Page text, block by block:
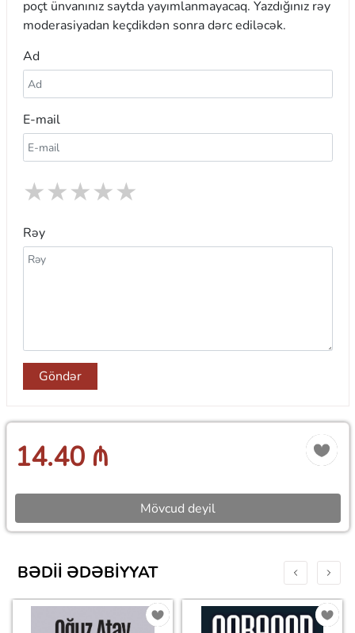
poçt ünvanınız saytda yayımlanmayacaq. Yazdığınız rəy
moderasiyadan keçdikdən sonra dərc ediləcək.
Ad
E-mail
★
★
★
★
★
Rəy
Göndər
14.40 ₼
Mövcud deyil
BƏDII ƏDƏBIYYAT